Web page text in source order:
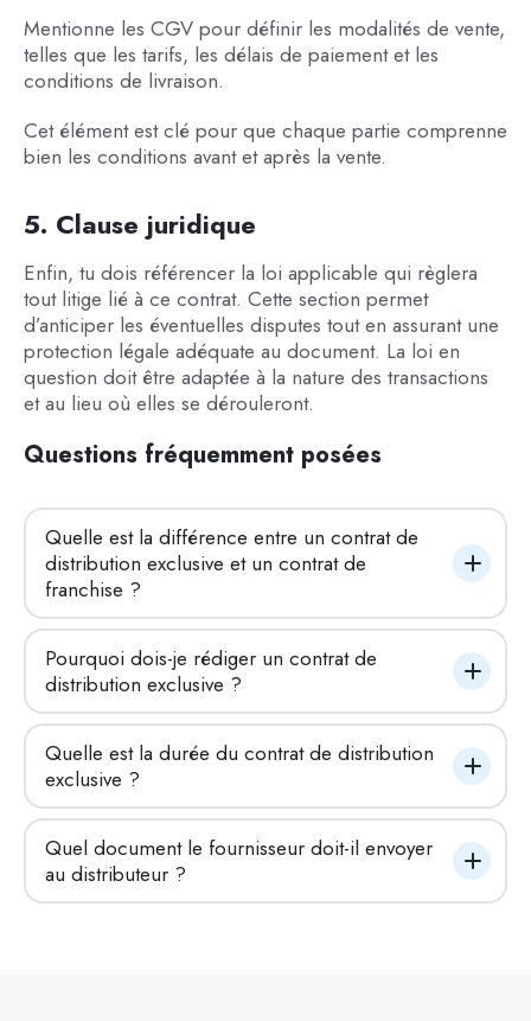
Mentionne les CGV pour définir les modalités de vente,
telles que les tarifs, les délais de paiement et les
conditions de livraison.
Cet élément est clé pour que chaque partie comprenne
bien les conditions avant et après la vente.
5. Clause juridique
Enfin, tu dois référencer la loi applicable qui règlera
tout litige lié à ce contrat. Cette section permet
d’anticiper les éventuelles disputes tout en assurant une
protection légale adéquate au document. La loi en
question doit être adaptée à la nature des transactions
et au lieu où elles se dérouleront.
Questions fréquemment posées
Quelle est la différence entre un contrat de
distribution exclusive et un contrat de
franchise ?
Pourquoi dois-je rédiger un contrat de
distribution exclusive ?
Quelle est la durée du contrat de distribution
exclusive ?
Quel document le fournisseur doit-il envoyer
au distributeur ?